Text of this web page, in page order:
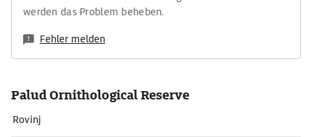
werden das Problem beheben.
Fehler melden
Palud Ornithological Reserve
Rovinj